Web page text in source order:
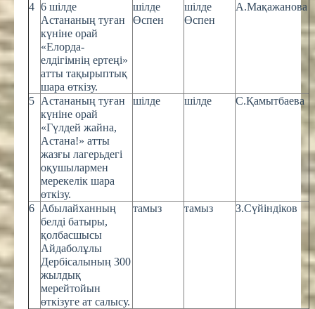
4 6 шілде
Астананың туған
күніне орай
«Елорда-
елдігімнің ертеңі»
атты тақырыптық
шара өткізу.
шілде
Өспен
шілде
Өспен
А.Мақажанова
5 Астананың туған
күніне орай
«Гүлдей жайна,
Астана!» атты
жазғы лагерьдегі
оқушылармен
мерекелік шара
өткізу.
шілде шілде С.Қамытбаева
6 Абылайханның
белді батыры,
қолбасшысы
Айдаболұлы
Дербісалының 300
жылдық
мерейтойын
өткізуге ат салысу.
тамыз тамыз З.Сүйіндіков